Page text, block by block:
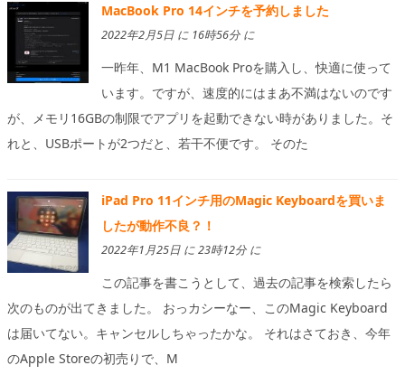
MacBook Pro 14インチを予約しました
2022年2月5日 に 16時56分 に
一昨年、M1 MacBook Proを購入し、快適に使って
います。ですが、速度的にはまあ不満はないのです
が、メモリ16GBの制限でアプリを起動できない時がありました。そ
れと、USBポートが2つだと、若干不便です。 そのた
iPad Pro 11インチ用のMagic Keyboardを買いま
したが動作不良？！
2022年1月25日 に 23時12分 に
この記事を書こうとして、過去の記事を検索したら
次のものが出てきました。 おっカシーなー、このMagic Keyboard
は届いてない。キャンセルしちゃったかな。 それはさておき、今年
のApple Storeの初売りで、M